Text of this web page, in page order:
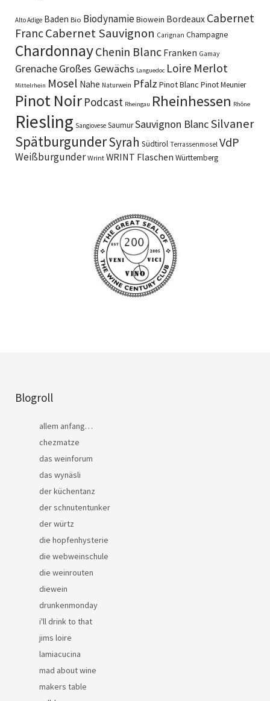
Alto Adige Baden Bio BiodynamieBiowein Bordeaux Cabernet
FrancCabernet Sauvignon Carignan Champagne
ChardonnayChenin Blanc Franken Gamay
GrenacheGroßes Gewächs Languedoc Loire Merlot
Mittelrhein Mosel Nahe Naturwein Pfalz Pinot Blanc Pinot Meunier
Pinot Noir Podcast Rheingau Rheinhessen Rhône
Riesling Sangiovese SaumurSauvignon BlancSilvaner
SpätburgunderSyrah Südtirol Terrassenmosel VdP
Weißburgunder Wrint WRINT Flaschen Württemberg
Blogroll
allem anfang…
chezmatze
das weinforum
das wynäsli
der küchentanz
der schnutentunker
der würtz
die hopfenhysterie
die webweinschule
die weinrouten
diewein
drunkenmonday
i'll drink to that
jims loire
lamiacucina
mad about wine
makers table